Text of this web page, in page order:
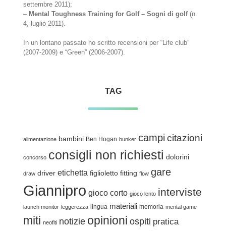
settembre 2011);
– Mental Toughness Training for Golf – Sogni di golf(n.
4, luglio 2011).
In un lontano passato ho scritto recensioni per “Life club”
(2007-2009) e “Green” (2006-2007).
TAG
alimentazione bambini Ben Hogan bunker campi citazioni
concorso consigli non richiesti dolorini
draw driver etichetta figlioletto fitting flow gare
Giannipro gioco corto gioco lento interviste
launch monitor leggerezza lingua materiali memoria mental game
miti neofiti notizie opinioni ospiti pratica